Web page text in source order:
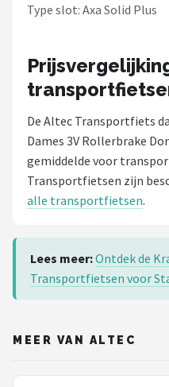
Type slot: Axa Solid Plus
De Altec Transportfiets
Dames 3V Rollerbrake
gemiddelde voor
Transportfietsen zijn
alle transportfietsen.
Lees meer:Ontdek de
Transportfietsen voor
MEER VAN ALTEC